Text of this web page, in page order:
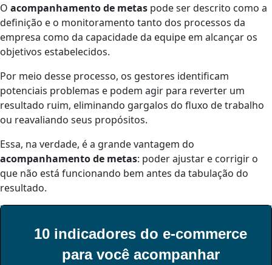
O acompanhamento de metas pode ser descrito como a
definição e o monitoramento tanto dos processos da
empresa como da capacidade da equipe em alcançar os
objetivos estabelecidos.
Por meio desse processo, os gestores identificam
potenciais problemas e podem agir para reverter um
resultado ruim, eliminando gargalos do fluxo de trabalho
ou reavaliando seus propósitos.
Essa, na verdade, é a grande vantagem do
acompanhamento de metas: poder ajustar e corrigir o
que não está funcionando bem antes da tabulação do
resultado.
10 indicadores do e-commerce
para você acompanhar